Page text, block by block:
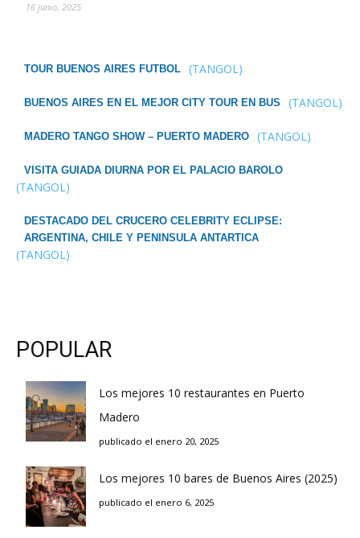
16 junio, 2025
TOUR BUENOS AIRES FUTBOL (TANGOL)
BUENOS AIRES EN EL MEJOR CITY TOUR EN BUS (TANGOL)
MADERO TANGO SHOW – PUERTO MADERO (TANGOL)
VISITA GUIADA DIURNA POR EL PALACIO BAROLO
(TANGOL)
DESTACADO DEL CRUCERO CELEBRITY ECLIPSE:
ARGENTINA, CHILE Y PENINSULA ANTARTICA
(TANGOL)
POPULAR
Los mejores 10 restaurantes en Puerto
Madero
publicado el enero 20, 2025
Los mejores 10 bares de Buenos Aires (2025)
publicado el enero 6, 2025